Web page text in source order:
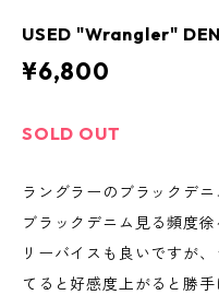
USED "Wrangler"
¥6,800
SOLD OUT
ラングラーのブラックデニ
ブラックデニム見る頻度
リーバイスも良いですが
てると好感度上がると勝手